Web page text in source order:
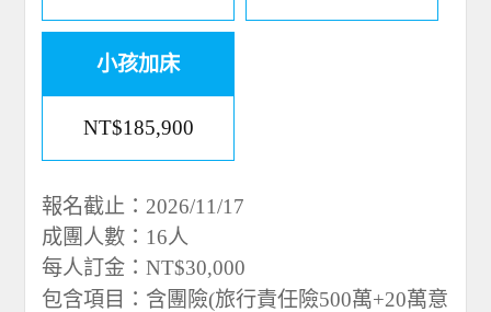
小孩加床
NT$185,900
報名截止：2026/11/17
成團人數：16人
每人訂金：NT$30,000
包含項目：含團險(旅行責任險500萬+20萬意